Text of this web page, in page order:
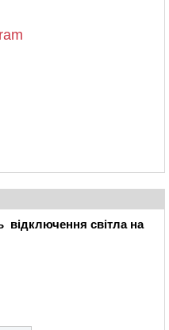
відключення світла на